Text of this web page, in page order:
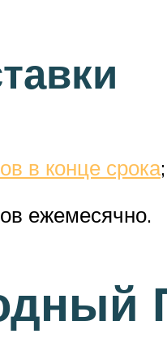
в конце срока;
ежемесячно.